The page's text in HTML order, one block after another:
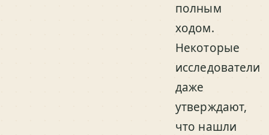
полным
ходом.
Некоторые
исследователи
даже
утверждают,
что нашли